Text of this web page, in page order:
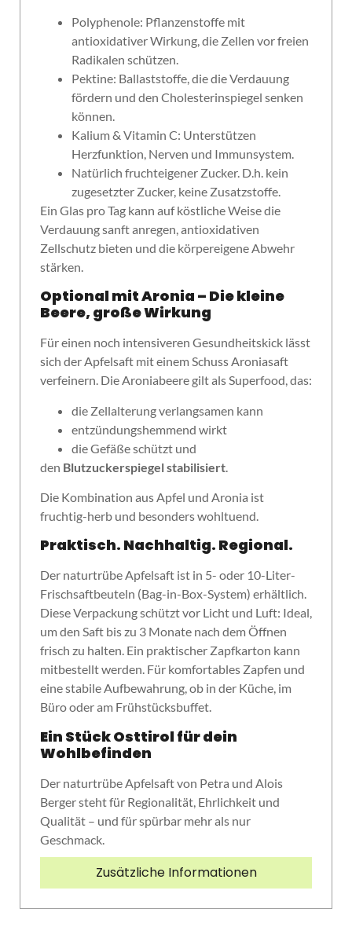
Zusätzliche Informationen
Polyphenole: Pflanzenstoffe mit
antioxidativer Wirkung, die Zellen vor freien
Radikalen schützen.
Pektine: Ballaststoffe, die die Verdauung
fördern und den Cholesterinspiegel senken
können.
Kalium & Vitamin C: Unterstützen
Herzfunktion, Nerven und Immunsystem.
Natürlich fruchteigener Zucker. D.h. kein
zugesetzter Zucker, keine Zusatzstoffe.
Ein Glas pro Tag kann auf köstliche Weise die
Verdauung sanft anregen, antioxidativen
Zellschutz bieten und die körpereigene Abwehr
stärken.
Optional mit Aronia – Die kleine
Beere, große Wirkung
Für einen noch intensiveren Gesundheitskick lässt
sich der Apfelsaft mit einem Schuss Aroniasaft
verfeinern. Die Aroniabeere gilt als Superfood, das:
die Zellalterung verlangsamen kann
entzündungshemmend wirkt
die Gefäße schützt und
den Blutzuckerspiegel stabilisiert
Die Kombination aus Apfel und Aronia ist
fruchtig-herb und besonders wohltuend.
Praktisch. Nachhaltig. Regional.
Der naturtrübe Apfelsaft ist in 5- oder 10-Liter-
Frischsaftbeuteln (Bag-in-Box-System) erhältlich.
Diese Verpackung schützt vor Licht und Luft: Ideal,
um den Saft bis zu 3 Monate nach dem Öffnen
frisch zu halten. Ein praktischer Zapfkarton kann
mitbestellt werden. Für komfortables Zapfen und
eine stabile Aufbewahrung, ob in der Küche, im
Büro oder am Frühstücksbuffet.
Ein Stück Osttirol für dein
Wohlbefinden
Der naturtrübe Apfelsaft von Petra und Alois
Berger steht für Regionalität, Ehrlichkeit und
Qualität – und für spürbar mehr als nur
Geschmack.